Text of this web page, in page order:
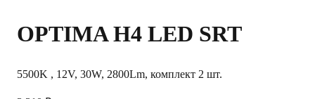
OPTIMA H4 LED SRT
5500K , 12V, 30W, 2800Lm, комплект 2 шт.